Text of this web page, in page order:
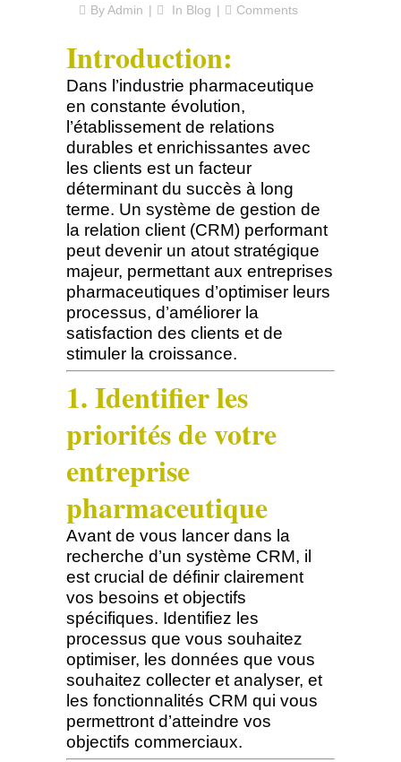
ByAdmin In Blog Comments
Introduction:
Dans l’industrie pharmaceutique
en constante évolution,
l’établissement de relations
durables et enrichissantes avec
les clients est un facteur
déterminant du succès à long
terme. Un système de gestion de
la relation client (CRM) performant
peut devenir un atout stratégique
majeur, permettant aux entreprises
pharmaceutiques d’optimiser leurs
processus, d’améliorer la
satisfaction des clients et de
stimuler la croissance.
1. Identifier les
priorités de votre
entreprise
pharmaceutique
Avant de vous lancer dans la
recherche d’un système CRM, il
est crucial de définir clairement
vos besoins et objectifs
spécifiques. Identifiez les
processus que vous souhaitez
optimiser, les données que vous
souhaitez collecter et analyser, et
les fonctionnalités CRM qui vous
permettront d’atteindre vos
objectifs commerciaux.